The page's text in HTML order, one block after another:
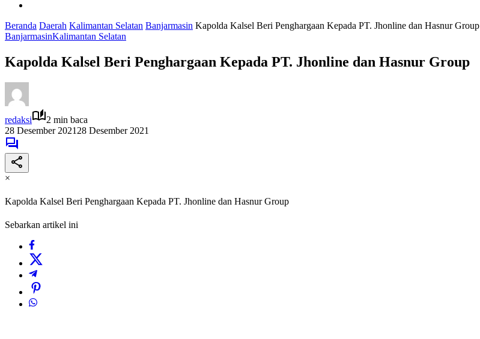
Beranda Daerah Kalimantan Selatan Banjarmasin Kapolda Kalsel Beri Penghargaan Kepada PT. Jhonline dan Hasnur Group
BanjarmasinKalimantan Selatan
Kapolda Kalsel Beri Penghargaan Kepada PT. Jhonline dan Hasnur Group
redaksi
2 min baca
28 Desember 2021 28 Desember 2021
×
Kapolda Kalsel Beri Penghargaan Kepada PT. Jhonline dan Hasnur Group
Sebarkan artikel ini